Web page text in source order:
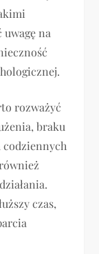
na
rozważyć
braku
czas,